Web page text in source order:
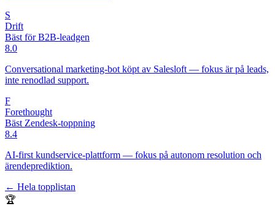
S
Drift
Bäst för B2B-leadgen
8.0
Conversational marketing-bot köpt av Salesloft — fokus är på leads,
inte renodlad support.
F
Forethought
Bäst Zendesk-toppning
8.4
AI-first kundservice-plattform — fokus på autonom resolution och
ärendeprediktion.
← Hela topplistan
🏆